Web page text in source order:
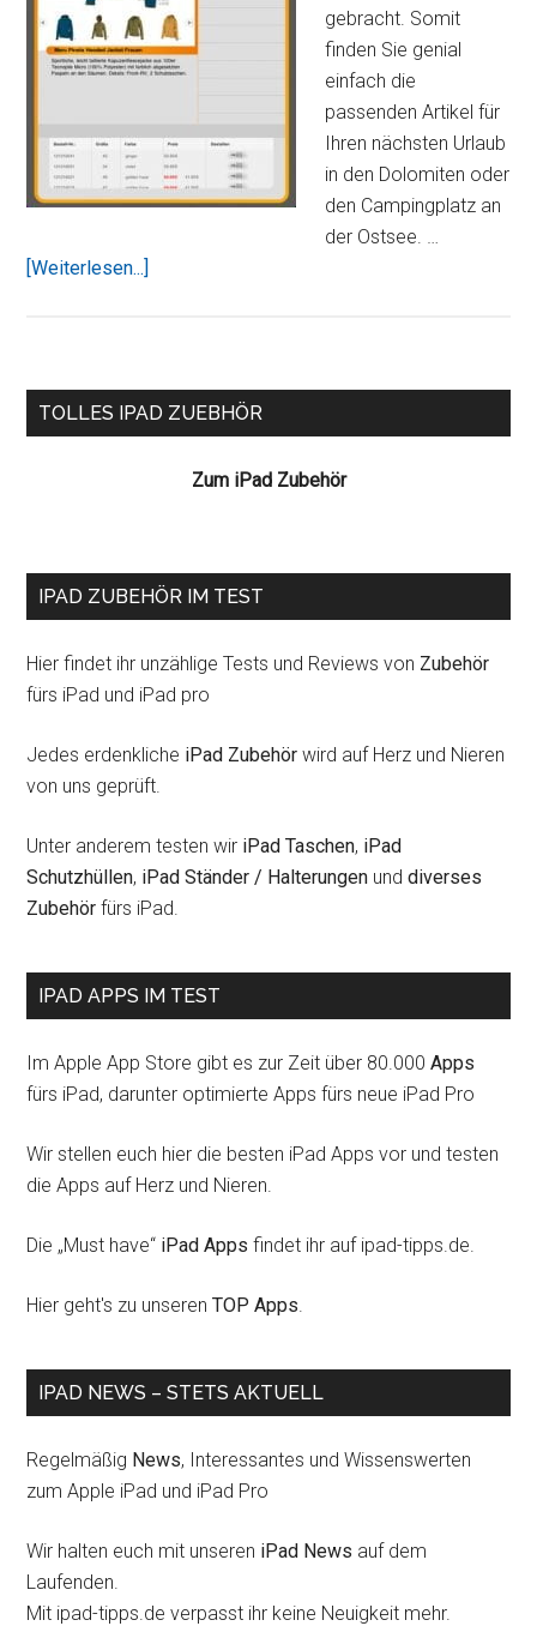
gebracht. Somit
finden Sie genial
einfach die
passenden Artikel für
Ihren nächsten Urlaub
in den Dolomiten oder
den Campingplatz an
der Ostsee. …
[Weiterlesen...]
dem
iPad
Seitenspalte
TOLLES IPAD ZUEBHÖR
Zum iPad Zubehör
IPAD ZUBEHÖR IM TEST
Hier findet ihr unzählige Tests und Reviews von Zubehör
fürs iPad und iPad pro
Jedes erdenkliche iPad Zubehör wird auf Herz und Nieren
von uns geprüft.
Unter anderem testen wir iPad Taschen, iPad
Schutzhüllen, iPad Ständer / Halterungen unddiverses
Zubehör fürs iPad.
IPAD APPS IM TEST
Im Apple App Store gibt es zur Zeit über 80.000Apps
fürs iPad, darunter optimierte Apps fürs neue iPad Pro
Wir stellen euch hier die besten iPad Apps vor und testen
die Apps auf Herz und Nieren.
Die „Must have“ iPad Apps findet ihr auf ipad-tipps.de.
Hier geht's zu unserenTOP Apps.
IPAD NEWS – STETS AKTUELL
Regelmäßig News, Interessantes und Wissenswerten
zum Apple iPad und iPad Pro
Wir halten euch mit unseren iPad News auf dem
Laufenden.
Mit ipad-tipps.de verpasst ihr keine Neuigkeit mehr.